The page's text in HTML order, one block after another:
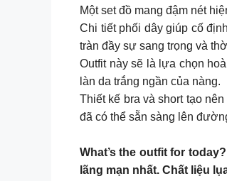
Một set đồ mang đậm nét
Chi tiết phối dây giúp cố
tràn đầy sự sang trọng và
Outfit này sẽ là lựa chọn
làn da trắng ngần của nàng.
Thiết kế bra và short tạo
đã có thể sẵn sàng lên
What’s the outfit for
lãng mạn nhất. Chất liệu